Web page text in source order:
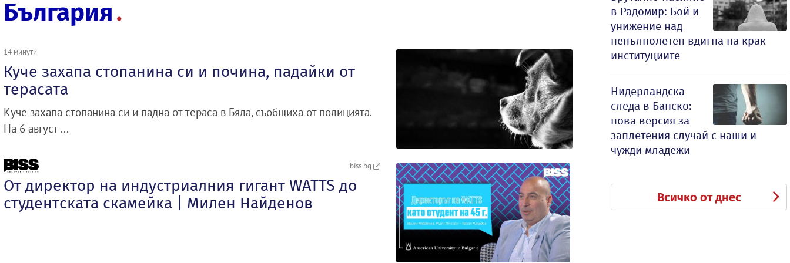
България
14 минути
Куче захапа стопанина си и почина, падайки от
терасата
Куче захапа стопанина си и падна от тераса в Бяла, съобщиха от полицията.
На 6 август ...
biss.bg
От директор на индустриалния гигант WATTS до
студентската скамейка | Милен Найденов
в Радомир: Бой и
унижение над
непълнолетен вдигна на крак
институциите
Нидерландска
следа в Банско:
нова версия за
заплетения случай с наши и
чужди младежи
Всичко от днес